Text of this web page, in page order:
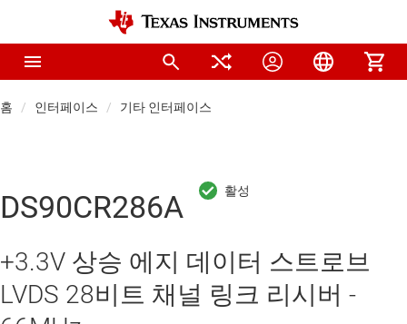
홈 인터페이스 기타 인터페이스
DS90CR286A
+3.3V 상승 에지 데이터 스트로브
LVDS 28비트 채널 링크 리시버 -